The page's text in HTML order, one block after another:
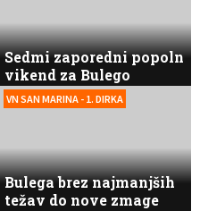
Sedmi zaporedni popoln
vikend za Bulego
VN SAN MARINA - 1. DIRKA
Bulega brez najmanjših
težav do nove zmage